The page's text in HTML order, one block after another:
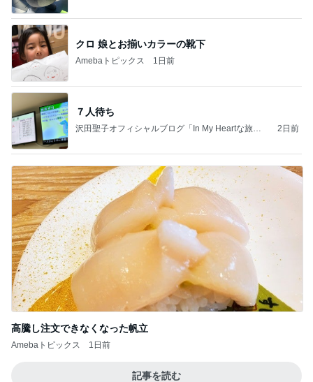
クロ 娘とお揃いカラーの靴下
Amebaトピックス 1日前
７人待ち
沢田聖子オフィシャルブログ「In My Heartな旅日
2日前
高騰し注文できなくなった帆立
Amebaトピックス 1日前
記事を読む